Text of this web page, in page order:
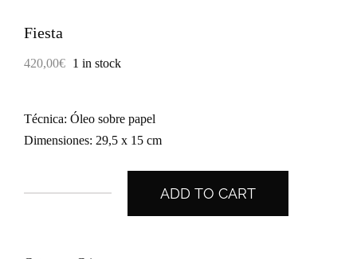
Fiesta
420,00€ 1 in stock
Técnica: Óleo sobre papel
Dimensiones: 29,5 x 15 cm
ADD TO CART